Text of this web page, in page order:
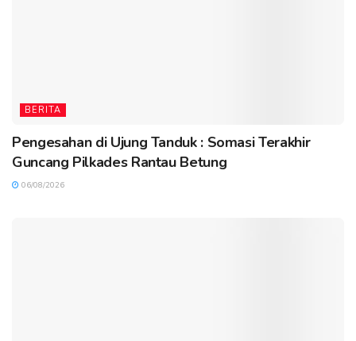
BERITA
Pengesahan di Ujung Tanduk : Somasi Terakhir
Guncang Pilkades Rantau Betung
06/08/2026